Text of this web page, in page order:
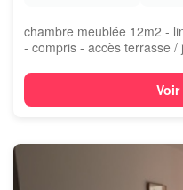
chambre meublée 12m2 -
- compris - accès terrasse /